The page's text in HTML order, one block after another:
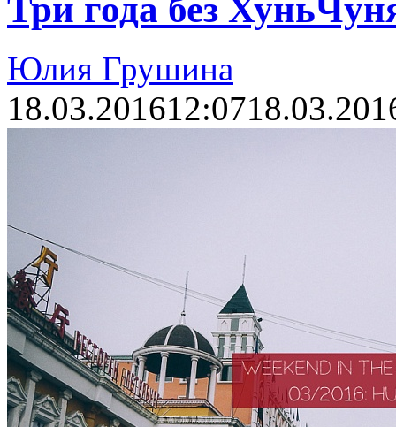
Три года без
Юлия Грушина
18.03.201612:07